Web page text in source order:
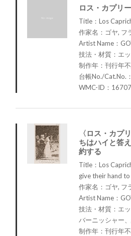
ロス・カプリ
Title：Los
作家名：ゴヤ, フ
Artist Name：
技法・材質：エ
制作年：刊行年
台帳No./Cat.No.
WMC-ID：16707
〈ロス・カプ
ちはハイと答
約する
Title：Los
give their hand
作家名：ゴヤ, フ
Artist Name：
技法・材質：エ
バーニッシャー
制作年：刊行年